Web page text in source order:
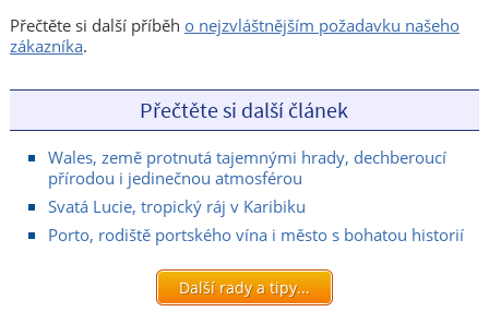
Přečtěte si další příběh o nejzvláštnějším požadavku našeho
zákazníka.
Přečtěte si další článek
Wales, země protnutá tajemnými hrady, dechberoucí
přírodou i jedinečnou atmosférou
Svatá Lucie, tropický ráj v Karibiku
Porto, rodiště portského vína i město s bohatou historií
Další rady a tipy...